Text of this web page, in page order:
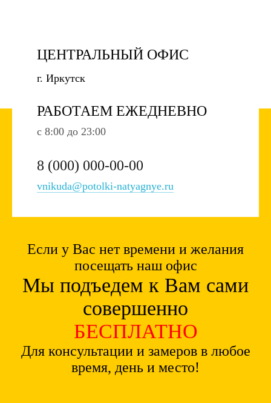
ЦЕНТРАЛЬНЫЙ ОФИС
г. Иркутск
РАБОТАЕМ ЕЖЕДНЕВНО
c 8:00 до 23:00
8 (000) 000-00-00
vnikuda@potolki-natyagnye.ru
Если у Вас нет времени и желания
посещать наш офис
Мы подъедем к Вам сами
совершенно
БЕСПЛАТНО
Для консультации и замеров в любое
время, день и место!